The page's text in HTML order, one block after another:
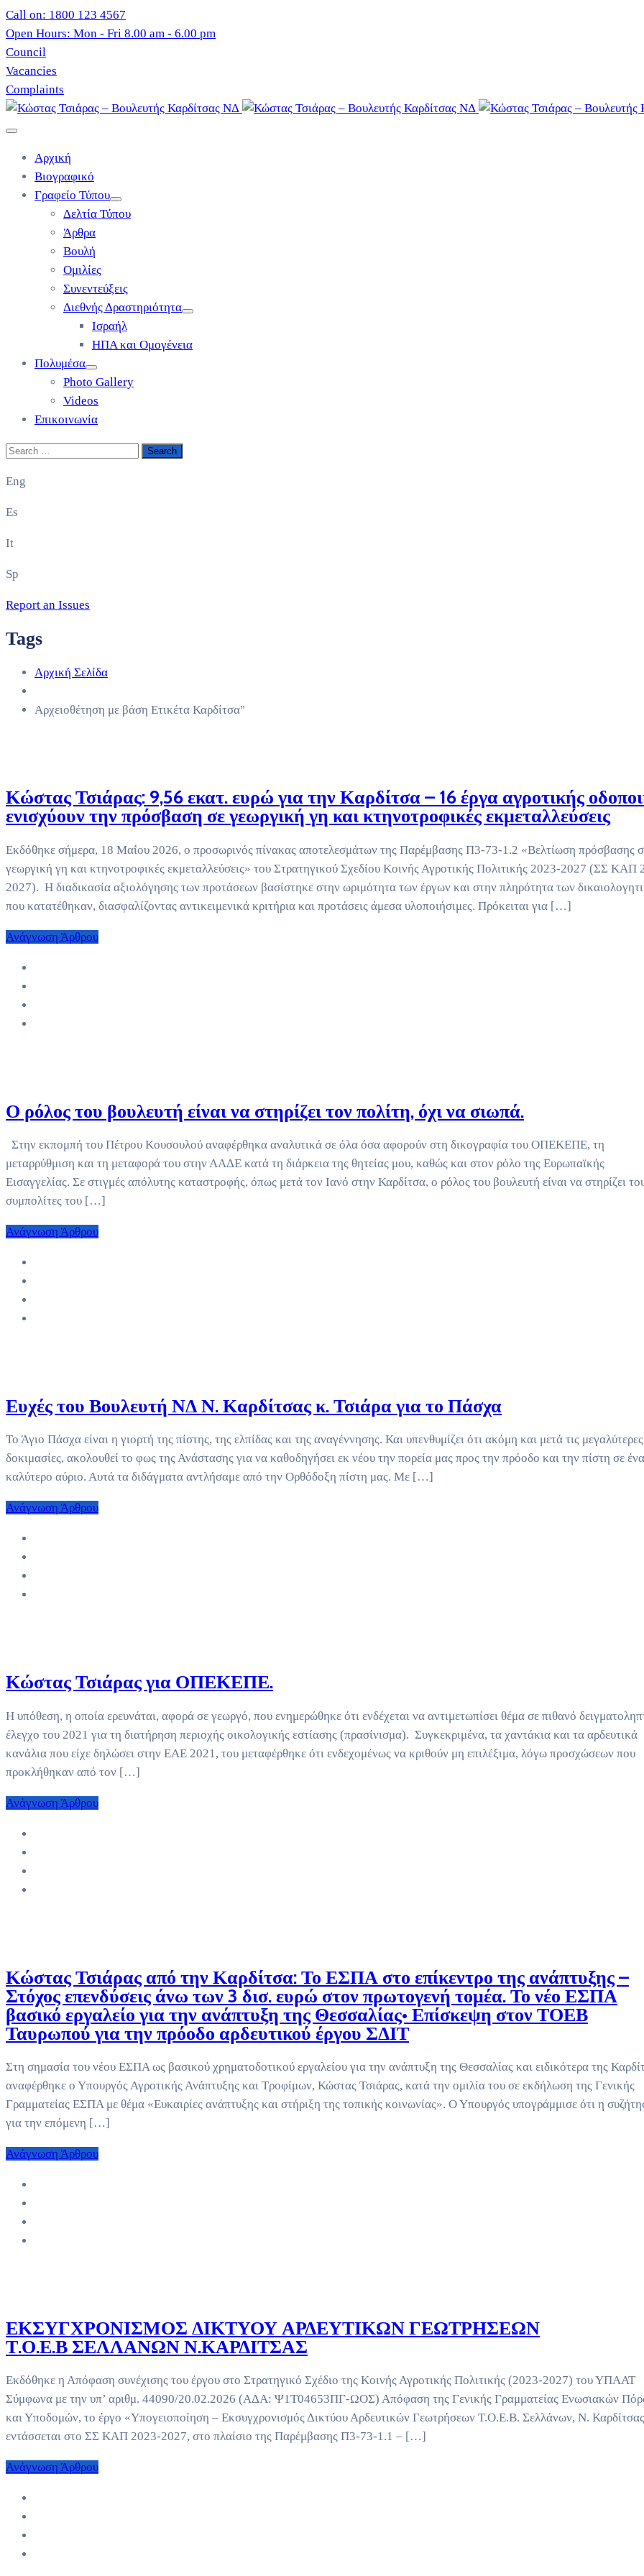
Call on: 1800 123 4567
Open Hours: Mon - Fri 8.00 am - 6.00 pm
Council
Vacancies
Complaints
Αρχική
Βιογραφικό
Γραφείο Τύπου
Δελτία Τύπου
Άρθρα
Βουλή
Ομιλίες
Συνεντεύξεις
Διεθνής Δραστηριότητα
Ισραήλ
ΗΠΑ και Ομογένεια
Πολυμέσα
Photo Gallery
Videos
Επικοινωνία
Eng
Es
It
Sp
Report an Issues
Tags
Αρχική Σελίδα
Αρχειοθέτηση με βάση Ετικέτα Καρδίτσα"
Κώστας Τσιάρας: 9,56 εκατ. ευρώ για την Καρδίτσα – 16 έργα αγροτικής
ενισχύουν την πρόσβαση σε γεωργική γη και κτηνοτροφικές εκμεταλλεύσεις
Εκδόθηκε σήμερα, 18 Μαΐου 2026, ο προσωρινός πίνακας αποτελεσμάτων της Παρέμβασης Π3-73-1.2 «Βελτίωση πρόσβασης
γεωργική γη και κτηνοτροφικές εκμεταλλεύσεις» του Στρατηγικού Σχεδίου Κοινής Αγροτικής Πολιτικής 2023-2027 (ΣΣ ΚΑΠ
2027). Η διαδικασία αξιολόγησης των προτάσεων βασίστηκε στην ωριμότητα των έργων και στην πληρότητα των
που κατατέθηκαν, διασφαλίζοντας αντικειμενικά κριτήρια και προτάσεις άμεσα υλοποιήσιμες. Πρόκειται για […]
Ανάγνωση Άρθρου
Ο ρόλος του βουλευτή είναι να στηρίζει τον πολίτη, όχι να σιωπά.
Στην εκπομπή του Πέτρου Κουσουλού αναφέρθηκα αναλυτικά σε όλα όσα αφορούν στη δικογραφία του ΟΠΕΚΕΠΕ, τη
μεταρρύθμιση και τη μεταφορά του στην ΑΑΔΕ κατά τη διάρκεια της θητείας μου, καθώς και στον ρόλο της Ευρωπαϊκής
Εισαγγελίας. Σε στιγμές απόλυτης καταστροφής, όπως μετά τον Ιανό στην Καρδίτσα, ο ρόλος του βουλευτή είναι να στηρίζει
συμπολίτες του […]
Ανάγνωση Άρθρου
Ευχές του Βουλευτή ΝΔ Ν. Καρδίτσας κ. Τσιάρα για το Πάσχα
Το Άγιο Πάσχα είναι η γιορτή της πίστης, της ελπίδας και της αναγέννησης. Και υπενθυμίζει ότι ακόμη και μετά τις μεγαλύτερες
δοκιμασίες, ακολουθεί το φως της Ανάστασης για να καθοδηγήσει εκ νέου την πορεία μας προς την πρόοδο και την πίστη σε ένα
καλύτερο αύριο. Αυτά τα διδάγματα αντλήσαμε από την Ορθόδοξη πίστη μας. Με […]
Ανάγνωση Άρθρου
Κώστας Τσιάρας για ΟΠΕΚΕΠΕ.
Η υπόθεση, η οποία ερευνάται, αφορά σε γεωργό, που ενημερώθηκε ότι ενδέχεται να αντιμετωπίσει θέμα σε πιθανό
έλεγχο του 2021 για τη διατήρηση περιοχής οικολογικής εστίασης (πρασίνισμα). Συγκεκριμένα, τα χαντάκια και τα αρδευτικά
κανάλια που είχε δηλώσει στην ΕΑΕ 2021, του μεταφέρθηκε ότι ενδεχομένως να κριθούν μη επιλέξιμα, λόγω προσχώσεων που
προκλήθηκαν από τον […]
Ανάγνωση Άρθρου
Κώστας Τσιάρας από την Καρδίτσα: Το ΕΣΠΑ στο επίκεντρο της ανάπτυξης –
Στόχος επενδύσεις άνω των 3 δισ. ευρώ στον πρωτογενή τομέα. Το νέο ΕΣΠΑ
βασικό εργαλείο για την ανάπτυξη της Θεσσαλίας• Επίσκεψη στον ΤΟΕΒ
Ταυρωπού για την πρόοδο αρδευτικού έργου ΣΔΙΤ
Στη σημασία του νέου ΕΣΠΑ ως βασικού χρηματοδοτικού εργαλείου για την ανάπτυξη της Θεσσαλίας και ειδικότερα της
αναφέρθηκε ο Υπουργός Αγροτικής Ανάπτυξης και Τροφίμων, Κώστας Τσιάρας, κατά την ομιλία του σε εκδήλωση της Γενικής
Γραμματείας ΕΣΠΑ με θέμα «Ευκαιρίες ανάπτυξης και στήριξη της τοπικής κοινωνίας». Ο Υπουργός υπογράμμισε ότι η
για την επόμενη […]
Ανάγνωση Άρθρου
ΕΚΣΥΓΧΡΟΝΙΣΜΟΣ ΔΙΚΤΥΟΥ ΑΡΔΕΥΤΙΚΩΝ ΓΕΩΤΡΗΣΕΩΝ
Τ.Ο.Ε.Β ΣΕΛΛΑΝΩΝ Ν.ΚΑΡΔΙΤΣΑΣ
Εκδόθηκε η Απόφαση συνέχισης του έργου στο Στρατηγικό Σχέδιο της Κοινής Αγροτικής Πολιτικής (2023-2027) του ΥΠΑΑΤ
Σύμφωνα με την υπ’ αριθμ. 44090/20.02.2026 (ΑΔΑ: Ψ1Τ04653ΠΓ-ΩΟΣ) Απόφαση της Γενικής Γραμματείας Ενωσιακών
και Υποδομών, το έργο «Υπογειοποίηση – Εκσυγχρονισμός Δικτύου Αρδευτικών Γεωτρήσεων Τ.Ο.Ε.Β. Σελλάνων, Ν.
εντάσσεται στο ΣΣ ΚΑΠ 2023-2027, στο πλαίσιο της Παρέμβασης Π3-73-1.1 – […]
Ανάγνωση Άρθρου